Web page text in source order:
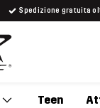
Spedizione gratuita
Teen